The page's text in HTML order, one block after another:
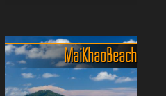
Erlebe den Banana Beach
auf Phuket – lange Zeit ein
echtes verstecktes Juwel
Mai Khao Beach